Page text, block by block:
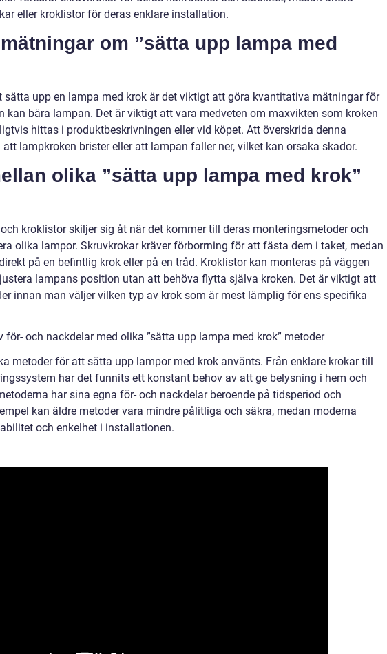
eller kroklistor för deras enklare installation.
om ”sätta upp lampa med
sätta upp en lampa med krok är det viktigt att göra kvantitativa mätningar för
kan bära lampan. Det är viktigt att vara medveten om maxvikten som kroken
hittas i produktbeskrivningen eller vid köpet. Att överskrida denna
lampkroken brister eller att lampan faller ner, vilket kan orsaka skador.
olika ”sätta upp lampa med krok”
kroklistor skiljer sig åt när det kommer till deras monteringsmetoder och
olika lampor. Skruvkrokar kräver förborrning för att fästa dem i taket, medan
på en befintlig krok eller på en tråd. Kroklistor kan monteras på väggen
lampans position utan att behöva flytta själva kroken. Det är viktigt att
innan man väljer vilken typ av krok som är mest lämplig för ens specifika
för- och nackdelar med olika ”sätta upp lampa med krok” metoder
metoder för att sätta upp lampor med krok använts. Från enklare krokar till
har det funnits ett konstant behov av att ge belysning i hem och
har sina egna för- och nackdelar beroende på tidsperiod och
kan äldre metoder vara mindre pålitliga och säkra, medan moderna
och enkelhet i installationen.